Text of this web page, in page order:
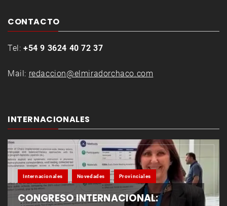
CONTACTO
Tel: +54 9 3624 40 72 37
Mail: redaccion@elmiradorchaco.com
INTERNACIONALES
Internacionales Novedades Provinciales
CONGRESO INTERNACIONAL: